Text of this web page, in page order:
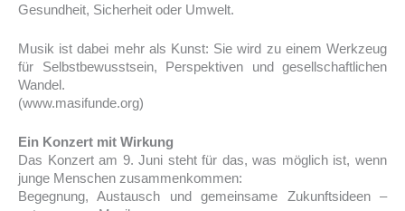
Gesundheit, Sicherheit oder Umwelt.
Musik ist dabei mehr als Kunst: Sie wird zu einem Werkzeug
für Selbstbewusstsein, Perspektiven und gesellschaftlichen
Wandel.
(www.masifunde.org)
Ein Konzert mit Wirkung
Das Konzert am 9. Juni steht für das, was möglich ist, wenn
junge Menschen zusammenkommen:
Begegnung, Austausch und gemeinsame Zukunftsideen –